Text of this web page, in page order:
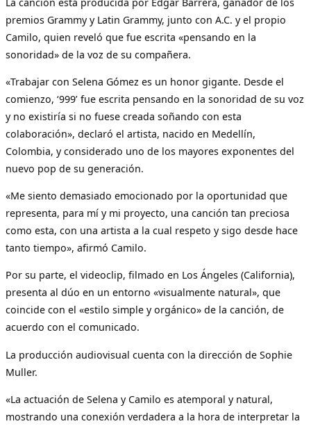
premios Grammy y Latin Grammy, junto con A.C. y el propio
Camilo, quien reveló que fue escrita «pensando en la
sonoridad» de la voz de su compañera.
«Trabajar con Selena Gómez es un honor gigante. Desde el
comienzo, ‘999’ fue escrita pensando en la sonoridad de su voz
y no existiría si no fuese creada soñando con esta
colaboración», declaró el artista, nacido en Medellín,
Colombia, y considerado uno de los mayores exponentes del
nuevo pop de su generación.
«Me siento demasiado emocionado por la oportunidad que
representa, para mí y mi proyecto, una canción tan preciosa
como esta, con una artista a la cual respeto y sigo desde hace
tanto tiempo», afirmó Camilo.
Por su parte, el videoclip, filmado en Los Ángeles (California),
presenta al dúo en un entorno «visualmente natural», que
coincide con el «estilo simple y orgánico» de la canción, de
acuerdo con el comunicado.
La producción audiovisual cuenta con la dirección de Sophie
Muller.
«La actuación de Selena y Camilo es atemporal y natural,
mostrando una conexión verdadera a la hora de interpretar la